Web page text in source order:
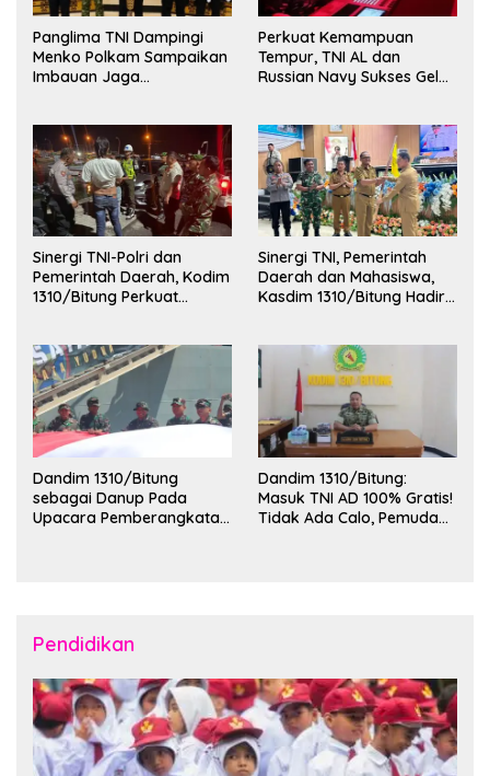
Panglima TNI Dampingi
Menko Polkam Sampaikan
Imbauan Jaga
Perkuat Kemampuan
Tempur, TNI AL dan
Russian Navy Sukses Gelar
Sinergi TNI-Polri dan
Pemerintah Daerah, Kodim
1310/Bitung Perkuat
Sinergi TNI, Pemerintah
Daerah dan Mahasiswa,
Kasdim 1310/Bitung Hadiri
Kota Bitung
Dandim 1310/Bitung
sebagai Danup Pada
Upacara Pemberangkatan
Dandim 1310/Bitung:
Masuk TNI AD 100% Gratis!
Tidak Ada Calo, Pemuda
Pendidikan